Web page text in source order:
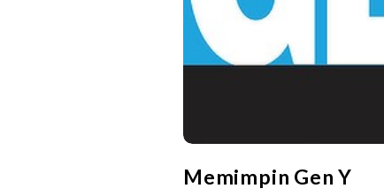
Memimpin Gen Y